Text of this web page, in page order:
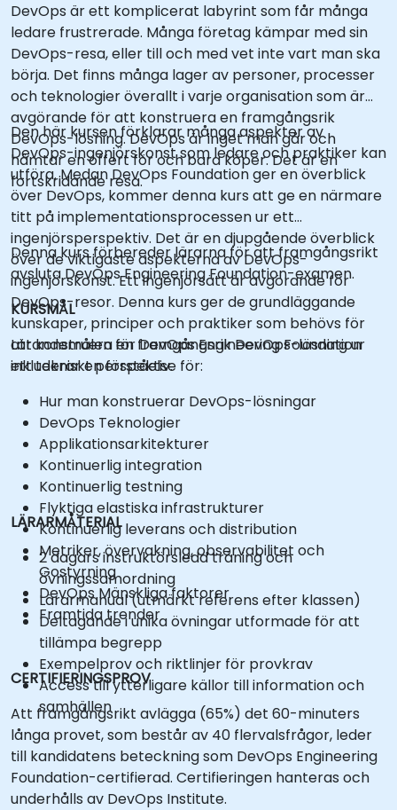
DevOps är ett komplicerat labyrint som får många
ledare frustrerade. Många företag kämpar med sin
DevOps-resa, eller till och med vet inte vart man ska
börja. Det finns många lager av personer, processer
och teknologier överallt i varje organisation som är
avgörande för att konstruera en framgångsrik
DevOps-lösning. DevOps är inget man går och
hämtar en offert för och bara köper. Det är en
fortskridande resa.
Den här kursen förklarar många aspekter av
DevOps-ingenjörskonst som ledare och praktiker kan
utföra. Medan DevOps Foundation ger en överblick
över DevOps, kommer denna kurs att ge en närmare
titt på implementationsprocessen ur ett
ingenjörsperspektiv. Det är en djupgående överblick
över de viktigaste aspekterna av DevOps-
ingenjörskonst. Ett ingenjörsätt är avgörande för
DevOps-resor. Denna kurs ger de grundläggande
kunskaper, principer och praktiker som behövs för
att konstruera en framgångsrik DevOps-lösning ur
ett tekniskt perspektiv.
Denna kurs förbereder lärarna för att framgångsrikt
avsluta DevOps Engineering Foundation-examen.
KURSMÅL
Lärandemålen för DevOps Engineering Foundation
inkluderar en förståelse för:
Hur man konstruerar DevOps-lösningar
DevOps Teknologier
Applikationsarkitekturer
Kontinuerlig integration
Kontinuerlig testning
Flyktiga elastiska infrastrukturer
Kontinuerlig leverans och distribution
Metriker, övervakning, observabilitet och
Gostyrning
DevOps Mänskliga faktorer
Framtida trender
LÄRARMÅTERIAL
2 dagars instruktörsledd träning och
övningssamordning
Lärarmanual (utmärkt referens efter klassen)
Deltagande i unika övningar utformade för att
tillämpa begrepp
Exempelprov och riktlinjer för provkrav
Access till ytterligare källor till information och
samhällen
CERTIFIERINGSPROV
Att framgångsrikt avlägga (65%) det 60-minuters
långa provet, som består av 40 flervalsfrågor, leder
till kandidatens beteckning som DevOps Engineering
Foundation-certifierad. Certifieringen hanteras och
underhålls av DevOps Institute.